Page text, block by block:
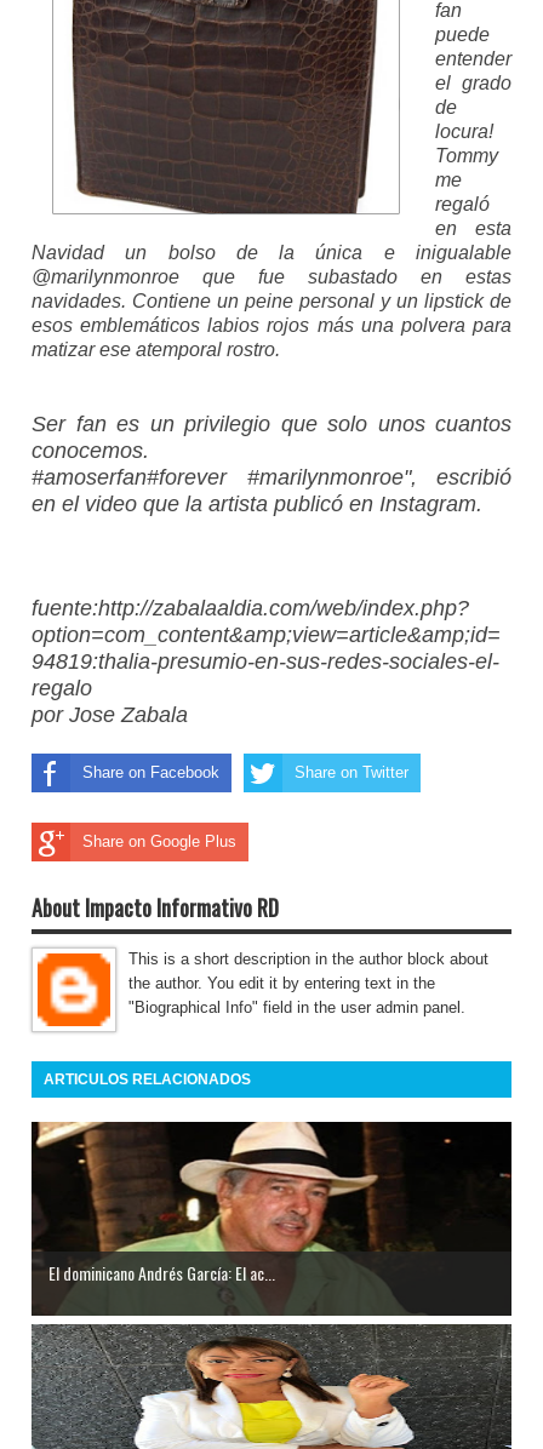
fan
puede
entender
el grado
de
locura!
Tommy
me
regaló
en esta
Navidad un bolso de la única e inigualable
@marilynmonroe que fue subastado en estas
navidades. Contiene un peine personal y un lipstick de
esos emblemáticos labios rojos más una polvera para
matizar ese atemporal rostro.
Ser fan es un privilegio que solo unos cuantos
conocemos.
#amoserfan#forever #marilynmonroe", escribió
en el video que la artista publicó en Instagram.
fuente:http://zabalaaldia.com/web/index.php?
option=com_content&amp;view=article&amp;id=
94819:thalia-presumio-en-sus-redes-sociales-el-
regalo
por Jose Zabala
Share on Facebook Share on Twitter
Share on Google Plus
About Impacto Informativo RD
This is a short description in the author block about
the author. You edit it by entering text in the
"Biographical Info" field in the user admin panel.
ARTICULOS RELACIONADOS
El dominicano Andrés García: El ac...